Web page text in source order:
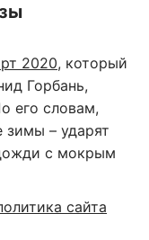
2020, который
Горбань,
его словам,
– ударят
с мокрым
сайта